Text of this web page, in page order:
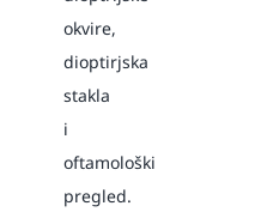
okvire,
dioptirjska
stakla
i
oftamološki
pregled.